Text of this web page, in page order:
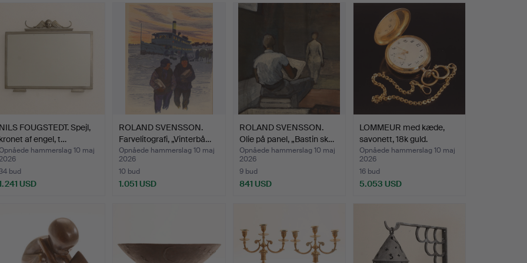
FOUGSTEDT. Spejl,
af engel, t…
hammerslag 10 maj
bud
USD
ROLAND SVENSSON.
Farvelitografi, „Vinterbå…
Opnåede hammerslag 10 maj
2026
10 bud
1.051 USD
ROLAND SVENSSON.
Olie på panel, „Bastin sk…
Opnåede hammerslag 10 maj
2026
9 bud
841 USD
LOMMEUR med kæde,
savonett, 18k guld.
Opnåede hammerslag 10 maj
2026
16 bud
5.053 USD